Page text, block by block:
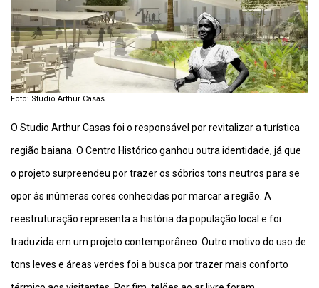
Foto: Studio Arthur Casas.
O Studio Arthur Casas foi o responsável por revitalizar a turística
região baiana. O Centro Histórico ganhou outra identidade, já que
o projeto surpreendeu por trazer os sóbrios tons neutros para se
opor às inúmeras cores conhecidas por marcar a região. A
reestruturação representa a história da população local e foi
traduzida em um projeto contemporâneo. Outro motivo do uso de
tons leves e áreas verdes foi a busca por trazer mais conforto